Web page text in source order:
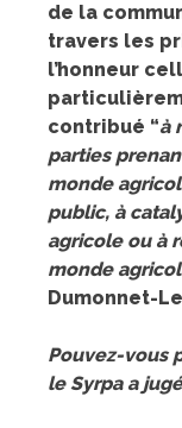
de la
travers les
l’honneur
contribué “à
parties
monde
public, à
agricole ou à
monde
Dumonnet-
Pouvez-vous
le Syrpa a